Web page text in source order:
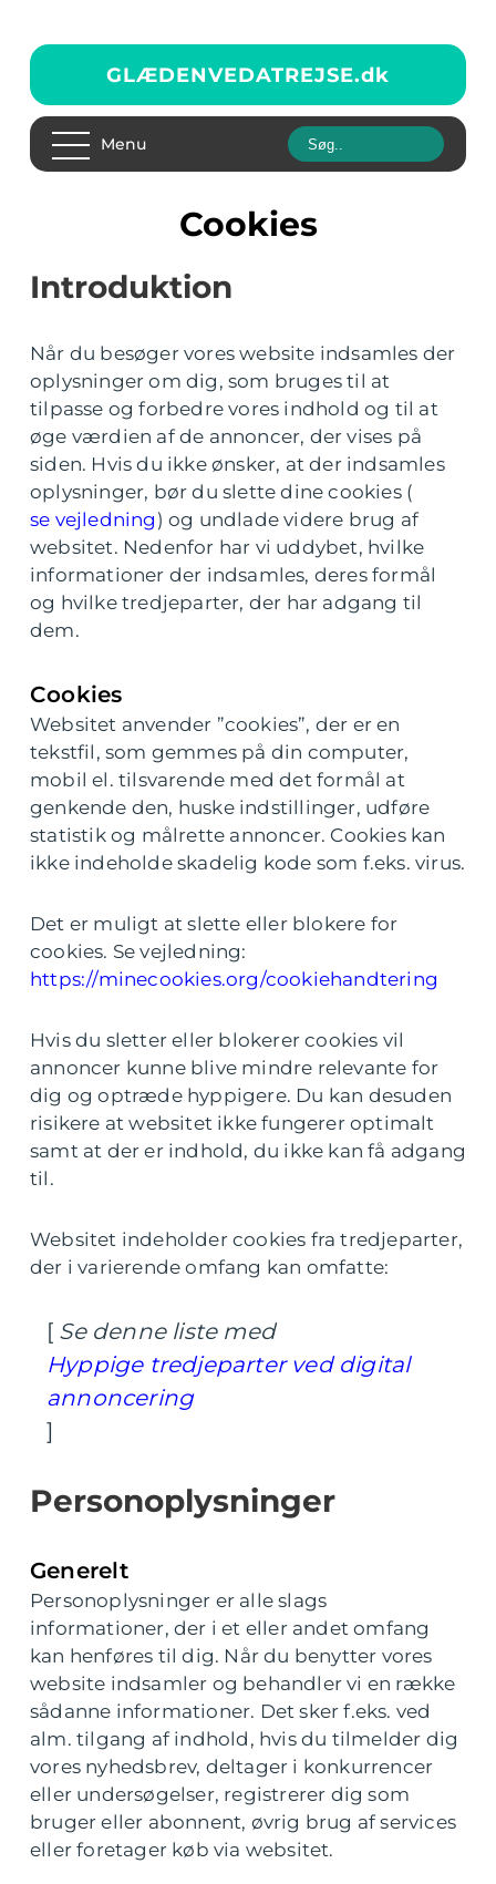
GLÆDENVEDATREJSE.dk
Menu
Cookies
Introduktion
Når du besøger vores website indsamles der
oplysninger om dig, som bruges til at
tilpasse og forbedre vores indhold og til at
øge værdien af de annoncer, der vises på
siden. Hvis du ikke ønsker, at der indsamles
oplysninger, bør du slette dine cookies (
se vejledning ) og undlade videre brug af
websitet. Nedenfor har vi uddybet, hvilke
informationer der indsamles, deres formål
og hvilke tredjeparter, der har adgang til
dem.
Cookies
Websitet anvender ”cookies”, der er en
tekstfil, som gemmes på din computer,
mobil el. tilsvarende med det formål at
genkende den, huske indstillinger, udføre
statistik og målrette annoncer. Cookies kan
ikke indeholde skadelig kode som f.eks. virus.
Det er muligt at slette eller blokere for
cookies. Se vejledning:
https://minecookies.org/cookiehandtering
Hvis du sletter eller blokerer cookies vil
annoncer kunne blive mindre relevante for
dig og optræde hyppigere. Du kan desuden
risikere at websitet ikke fungerer optimalt
samt at der er indhold, du ikke kan få adgang
til.
Websitet indeholder cookies fra tredjeparter,
der i varierende omfang kan omfatte:
[ Se denne liste med
Hyppige tredjeparter ved digital
annoncering
]
Personoplysninger
Generelt
Personoplysninger er alle slags
informationer, der i et eller andet omfang
kan henføres til dig. Når du benytter vores
website indsamler og behandler vi en række
sådanne informationer. Det sker f.eks. ved
alm. tilgang af indhold, hvis du tilmelder dig
vores nyhedsbrev, deltager i konkurrencer
eller undersøgelser, registrerer dig som
bruger eller abonnent, øvrig brug af services
eller foretager køb via websitet.